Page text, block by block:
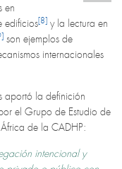
en
edificios[8] y la lectura en
son ejemplos de
internacionales
aportó la definición
el Grupo de Estudio de
de la CADHP:
intencional y